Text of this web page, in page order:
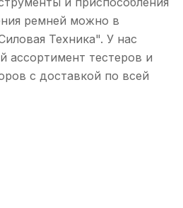
ремней можно в
Техника". У нас
ассортимент тестеров и
с доставкой по всей